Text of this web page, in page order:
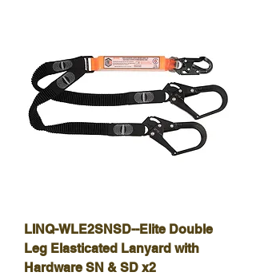
LINQ-WLE2SNSD--Elite Double
Leg Elasticated Lanyard with
Hardware SN & SD x2